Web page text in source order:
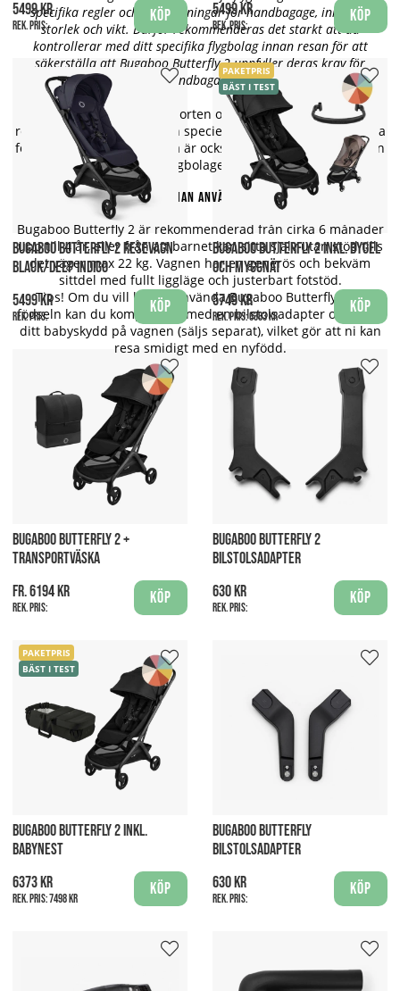
specifika regler och begränsningar för handbagage, inklusive
storlek och vikt. Därför rekommenderas det starkt att du
kontrollerar med ditt specifika flygbolag innan resan för att
säkerställa att Bugaboo Butterfly 2 uppfyller deras krav för
handbagage.
För att underlätta transporten och skydda vagnen under
resan erbjuder Bugaboo en speciellt designad transportväska
för Butterfly 2. Denna väska är också IATA-kompatibel och kan
hjälpa till att uppfylla flygbolagens krav för handbagage.
Från vilken ålder kan man använda Bugaboo Butterfly?
Bugaboo Butterfly 2 är rekommenderad från cirka 6 månader
upp till 4 år, eller från att barnet kan sitta själv utan stöd tills
det väger max 22 kg. Vagnen har en generös och bekväm
sittdel med fullt liggläge och justerbart fotstöd.
Tips! Om du vill kunna använda Bugaboo Butterfly från
födseln kan du komplettera med en bilstolsadapter och fästa
ditt babyskydd på vagnen (säljs separat), vilket gör att ni kan
resa smidigt med en nyfödd.
5499 kr
Rek. pris:
Köp 5499 kr
Rek. pris:
Köp
BUGABOO BUTTERFLY 2 RESEVAGN
BLACK/DEEP INDIGO
5499 kr
Rek. pris:
Köp
PAKETPRIS
BÄST I TEST
BUGABOO BUTTERFLY 2 INKL. BYGEL
OCH MYGGNÄT
5749 kr
Rek. pris:6383 kr
Köp
BUGABOO BUTTERFLY 2 +
TRANSPORTVÄSKA
fr. 6194 kr
Rek. pris:
Köp
BUGABOO BUTTERFLY 2
BILSTOLSADAPTER
630 kr
Rek. pris:
Köp
PAKETPRIS
BÄST I TEST
BUGABOO BUTTERFLY 2 INKL.
BABYNEST
6373 kr
Rek. pris:7498 kr
Köp
BUGABOO BUTTERFLY
BILSTOLSADAPTER
630 kr
Rek. pris:
Köp